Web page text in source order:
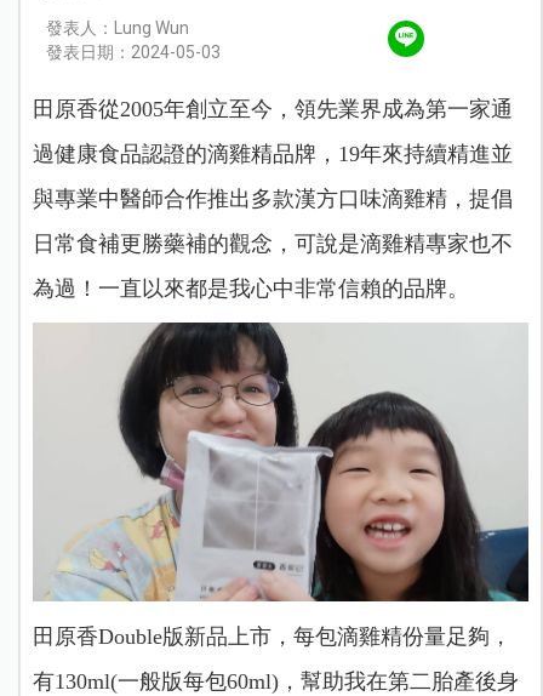
發表人：Lung Wun
發表日期：2024-05-03
田原香從2005年創立至今，領先業界成為第一家通
過健康食品認證的滴雞精品牌，19年來持續精進並
與專業中醫師合作推出多款漢方口味滴雞精，提倡
日常食補更勝藥補的觀念，可說是滴雞精專家也不
為過！一直以來都是我心中非常信賴的品牌。
田原香Double版新品上市，每包滴雞精份量足夠，
有130ml(一般版每包60ml)，幫助我在第二胎產後身